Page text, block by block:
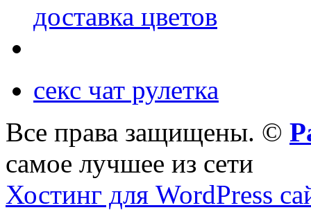
доставка цветов
секс чат рулетка
Все права защищены. ©
самое лучшее из сети
Хостинг для WordPress